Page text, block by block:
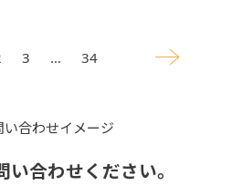
3 … 34
い合わせください。